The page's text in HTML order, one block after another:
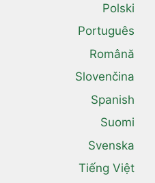
Polski
Português
Română
Slovenčina
Spanish
Suomi
Svenska
Tiếng Việt